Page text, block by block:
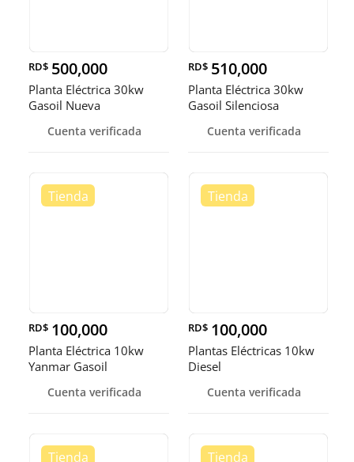
RD$ 500,000
Planta Eléctrica 30kw
Gasoil Nueva
Cuenta verificada
RD$ 510,000
Planta Eléctrica 30kw
Gasoil Silenciosa
Cuenta verificada
RD$ 100,000
Planta Eléctrica 10kw
Yanmar Gasoil
Cuenta verificada
RD$ 100,000
Plantas Eléctricas 10kw
Diesel
Cuenta verificada